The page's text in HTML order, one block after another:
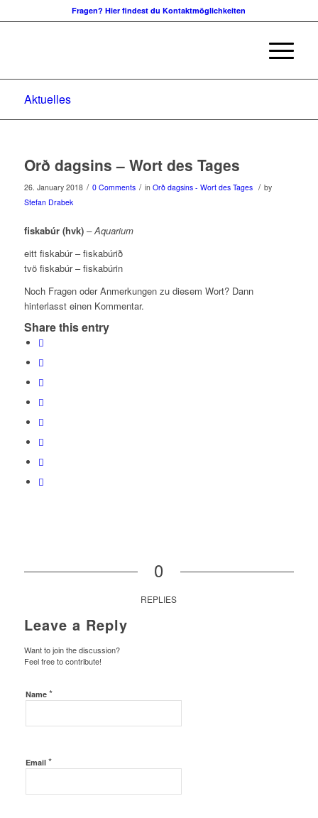
Fragen? Hier findest du Kontaktmöglichkeiten
Aktuelles
Orð dagsins – Wort des Tages
26. January 2018 / 0 Comments / in Orð dagsins - Wort des Tages / by
Stefan Drabek
fiskabúr (hvk) – Aquarium
eitt fiskabúr – fiskabúrið
tvö fiskabúr – fiskabúrin
Noch Fragen oder Anmerkungen zu diesem Wort? Dann
hinterlasst einen Kommentar.
Share this entry
0
REPLIES
Leave a Reply
Want to join the discussion?
Feel free to contribute!
Name *
Email *